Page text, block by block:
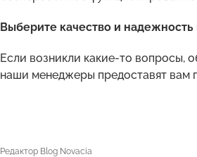
Выберите качество и
Если возникли какие-то вопросы,
наши менеджеры предоставят вам
Редактор Blog Novacia